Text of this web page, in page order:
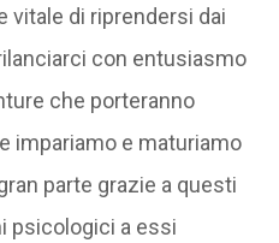
vitale di riprendersi dai
con entusiasmo
che porteranno
impariamo e maturiamo
parte grazie a questi
psicologici a essi